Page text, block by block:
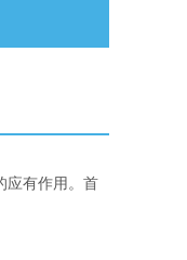
应有作用。首